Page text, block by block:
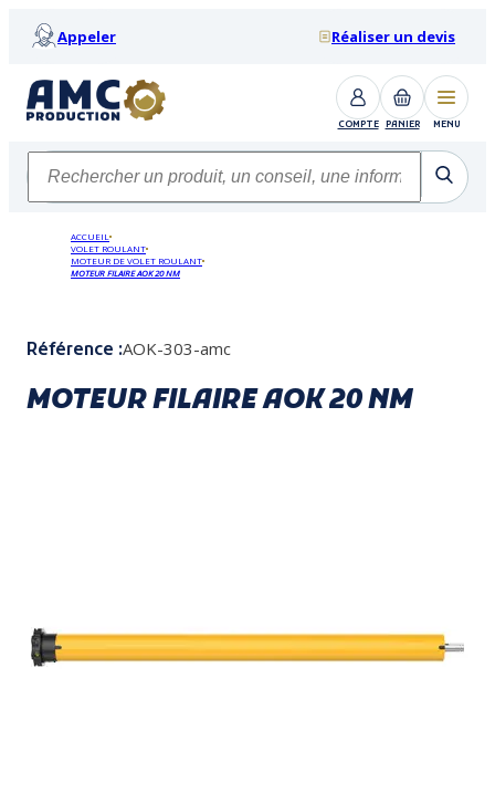
Appeler Réaliser un devis
COMPTE PANIER MENU
ACCUEIL
VOLET ROULANT
MOTEUR DE VOLET ROULANT
MOTEUR FILAIRE AOK 20 NM
Référence :AOK-303-amc
MOTEUR FILAIRE AOK 20 NM